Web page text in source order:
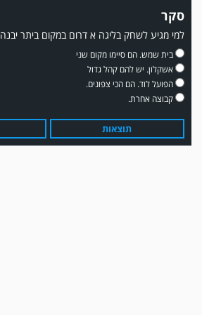
משחק אימון: שדרות גברה על מ.ס. דימונה 1-4.
סקר
למי מגיע לשחק בליגה א דרום במקום ביתר יבנה
בית שמש. הם סיימו מקום שני
אשקלון. יש להם קהל גדול
הפועל לוד. הם הכי צפונים.
קבוצה אחרת.
תוצאות